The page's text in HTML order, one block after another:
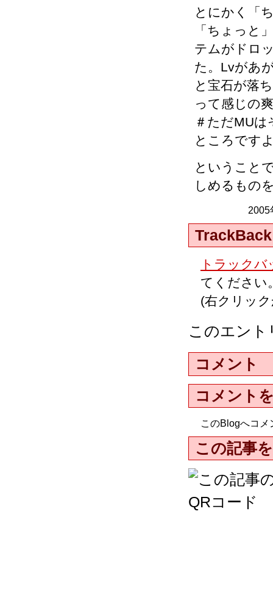
とにかく「
「ちょっと
テムがドロ
た。Lvがあ
と宝石が落
って感じの
＃ただMU
ところです
ということ
しめるもの
2005
TrackBack
トラックバ
てください
(右クリッ
このエン
コメント
コメント
このBlogへコ
この記事